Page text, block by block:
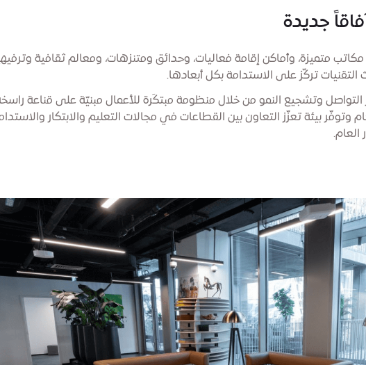
جديدة
متميزة، وأماكن إقامة فعاليات، وحدائق ومتنزهات، ومعالم ثقافية
تركّز على الاستدامة بكل أبعادها.
وتشجيع النمو من خلال منظومة مبتكَرة للأعمال مبنيّة على قناعة
بيئة تعزّز التعاون بين القطاعات في مجالات التعليم والابتكار
العام.